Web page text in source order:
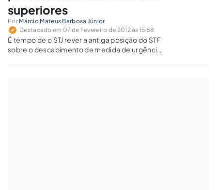
superiores
Por Márcio Mateus Barbosa Júnior
Destacado em 07 de Fevereiro de 2012 às 15:58
É tempo de o STJ rever a antiga posição do STF
sobre o descabimento de medida de urgência
homologação de sentença estrangeira,